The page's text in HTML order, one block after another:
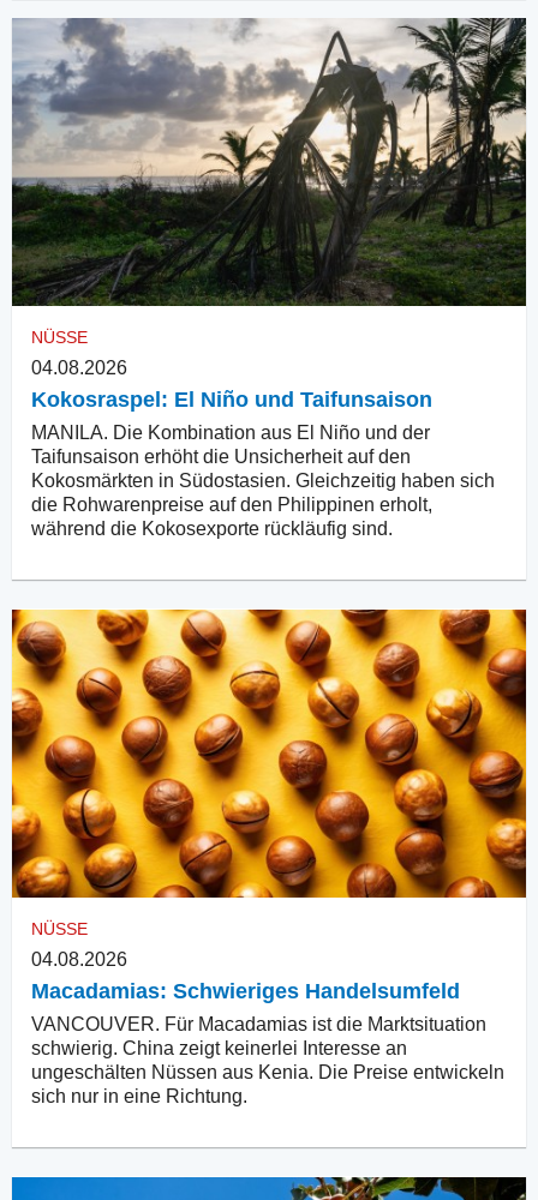
NÜSSE
04.08.2026
Kokosraspel: El Niño und Taifunsaison
MANILA. Die Kombination aus El Niño und der
Taifunsaison erhöht die Unsicherheit auf den
Kokosmärkten in Südostasien. Gleichzeitig haben sich
die Rohwarenpreise auf den Philippinen erholt,
während die Kokosexporte rückläufig sind.
NÜSSE
04.08.2026
Macadamias: Schwieriges Handelsumfeld
VANCOUVER. Für Macadamias ist die Marktsituation
schwierig. China zeigt keinerlei Interesse an
ungeschälten Nüssen aus Kenia. Die Preise entwickeln
sich nur in eine Richtung.